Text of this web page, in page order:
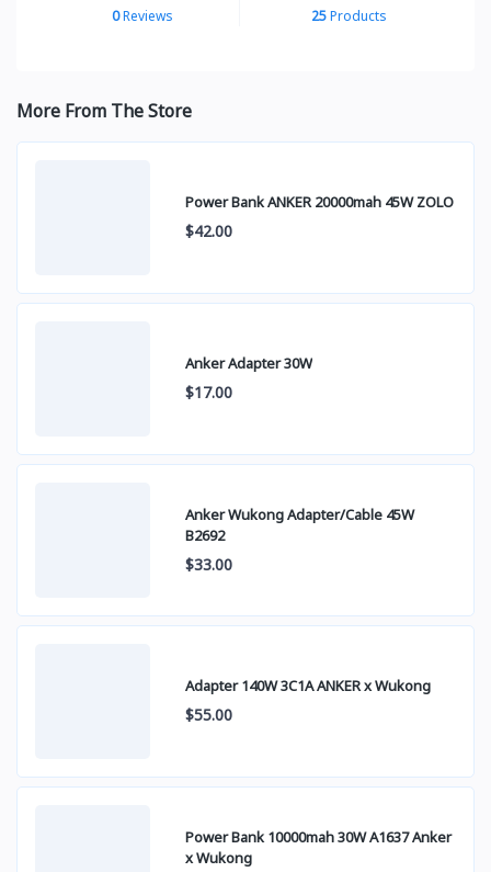
0Reviews 25Products
More From The Store
Power Bank ANKER 20000mah 45W ZOLO
$42.00
Anker Adapter 30W
$17.00
Anker Wukong Adapter/Cable 45W
B2692
$33.00
Adapter 140W 3C1A ANKER x Wukong
$55.00
Power Bank 10000mah 30W A1637 Anker
x Wukong